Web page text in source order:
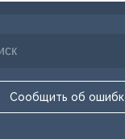
Сообщить об